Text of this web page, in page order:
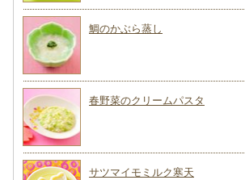
鯛のかぶら蒸し
春野菜のクリームパスタ
サツマイモミルク寒天